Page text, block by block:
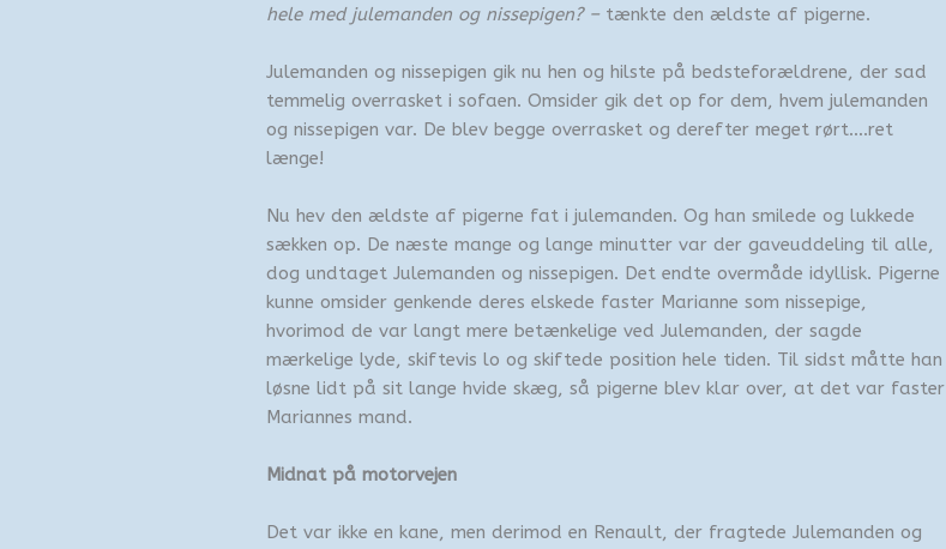
hele med julemanden og nissepigen? –tænkte den ældste af pigerne.
Julemanden og nissepigen gik nu hen og hilste på bedsteforældrene, der sad
temmelig overrasket i sofaen. Omsider gik det op for dem, hvem julemanden
og nissepigen var. De blev begge overrasket og derefter meget rørt….ret
længe!
Nu hev den ældste af pigerne fat i julemanden. Og han smilede og lukkede
sækken op. De næste mange og lange minutter var der gaveuddeling til alle,
dog undtaget Julemanden og nissepigen. Det endte overmåde idyllisk. Pigerne
kunne omsider genkende deres elskede faster Marianne som nissepige,
hvorimod de var langt mere betænkelige ved Julemanden, der sagde
mærkelige lyde, skiftevis lo og skiftede position hele tiden. Til sidst måtte han
løsne lidt på sit lange hvide skæg, så pigerne blev klar over, at det var faster
Mariannes mand.
Midnat på motorvejen
Det var ikke en kane, men derimod en Renault, der fragtede Julemanden og